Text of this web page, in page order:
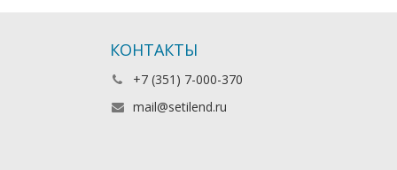
КОНТАКТЫ
+7 (351) 7-000-370
mail@setilend.ru